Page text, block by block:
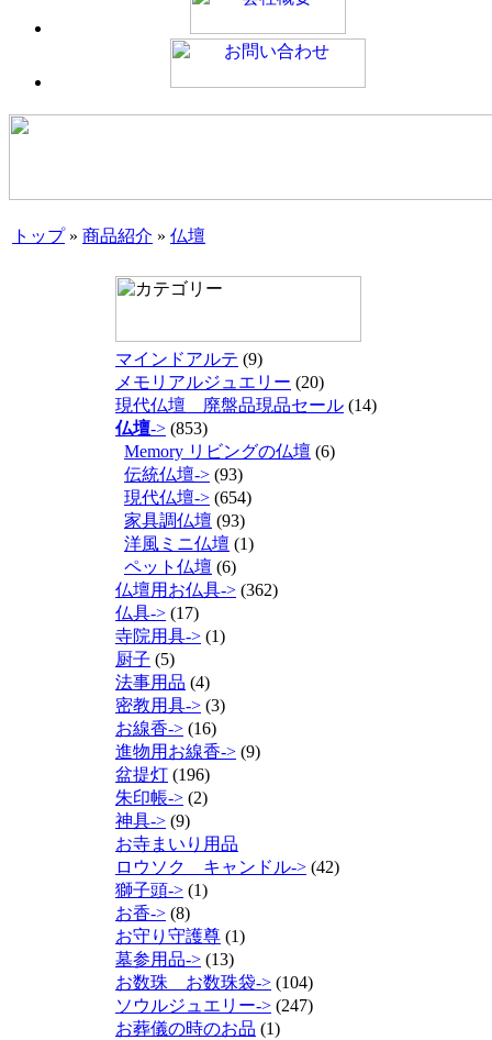
トップ» 商品紹介 » 仏壇
マインドアルテ (9)
メモリアルジュエリー (20)
現代仏壇 廃盤品現品セール (14)
仏壇-> (853)
Memory リビングの仏壇 (6)
伝統仏壇-> (93)
現代仏壇-> (654)
家具調仏壇 (93)
洋風ミニ仏壇 (1)
ペット仏壇 (6)
仏壇用お仏具-> (362)
仏具-> (17)
寺院用具-> (1)
厨子 (5)
法事用品 (4)
密教用具-> (3)
お線香-> (16)
進物用お線香-> (9)
盆提灯 (196)
朱印帳-> (2)
神具-> (9)
お寺まいり用品
ロウソク キャンドル-> (42)
獅子頭-> (1)
お香-> (8)
お守り守護尊 (1)
墓参用品-> (13)
お数珠 お数珠袋-> (104)
ソウルジュエリー-> (247)
お葬儀の時のお品 (1)